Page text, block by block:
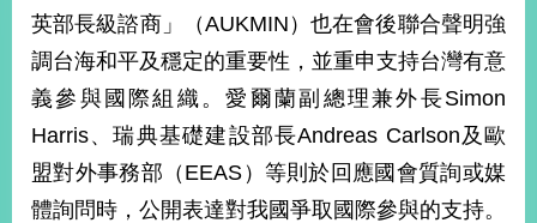
資
訊
國
與
地
區
英部長級諮商」（AUKMIN）也在會後聯合聲明強
調台海和平及穩定的重要性，並重申支持台灣有意
義參與國際組織。愛爾蘭副總理兼外長Simon
Harris、瑞典基礎建設部長Andreas Carlson及歐
盟對外事務部（EEAS）等則於回應國會質詢或媒
體詢問時，公開表達對我國爭取國際參與的支持。